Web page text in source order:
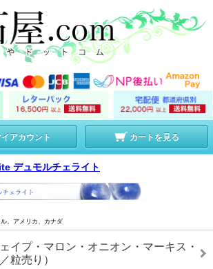
イアカウント カートを見る
デュモルチェライト
、アメリカ、カナダ
イプ・マロン・オニオン・マーキス・
粒売り）